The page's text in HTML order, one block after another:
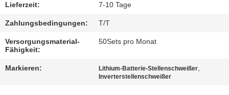
Lieferzeit: 7-10 Tage
Zahlungsbedingungen: T/T
Versorgungsmaterial-
Fähigkeit:
50Sets pro Monat
Markieren: Lithium-Batterie-Stellenschweißer
Inverterstellenschweißer